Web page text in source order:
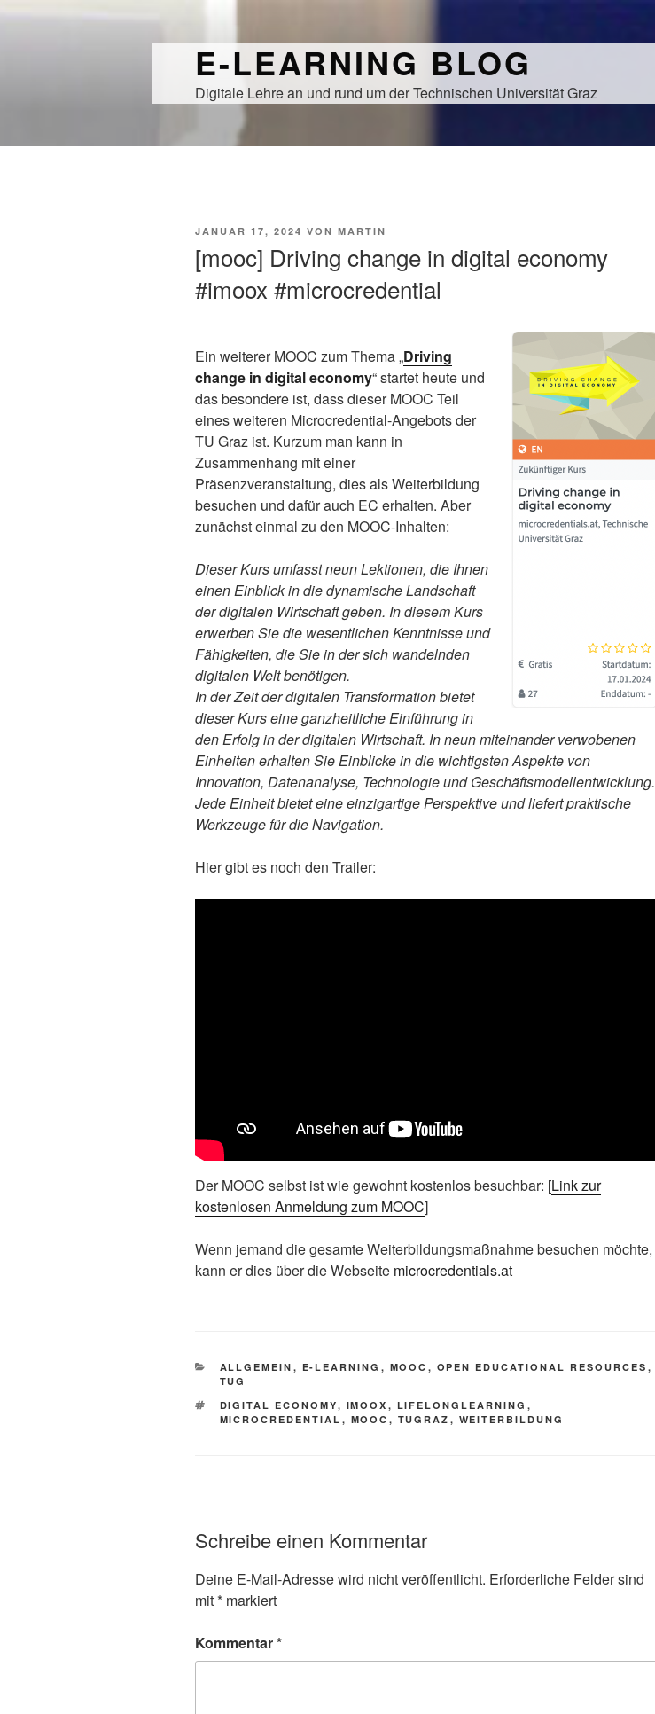
E-LEARNING BLOG
Digitale Lehre an und rund um der Technischen Universität Graz
VERÖFFENTLICHT
JANUAR 17, 2024 VON MARTIN
[mooc] Driving change in digital economy
#imoox #microcredential
Ein weiterer MOOC zum Thema „Driving
change in digital economy“ startet heute und
das besondere ist, dass dieser MOOC Teil
eines weiteren Microcredential-Angebots der
TU Graz ist. Kurzum man kann in
Zusammenhang mit einer
Präsenzveranstaltung, dies als Weiterbildung
besuchen und dafür auch EC erhalten. Aber
zunächst einmal zu den MOOC-Inhalten:
Dieser Kurs umfasst neun Lektionen, die Ihnen
einen Einblick in die dynamische Landschaft
der digitalen Wirtschaft geben. In diesem Kurs
erwerben Sie die wesentlichen Kenntnisse und
Fähigkeiten, die Sie in der sich wandelnden
digitalen Welt benötigen.
In der Zeit der digitalen Transformation bietet
dieser Kurs eine ganzheitliche Einführung in
den Erfolg in der digitalen Wirtschaft. In neun miteinander verwobenen
Einheiten erhalten Sie Einblicke in die wichtigsten Aspekte von
Innovation, Datenanalyse, Technologie und Geschäftsmodellentwicklung.
Jede Einheit bietet eine einzigartige Perspektive und liefert praktische
Werkzeuge für die Navigation.
Hier gibt es noch den Trailer:
Der MOOC selbst ist wie gewohnt kostenlos besuchbar: [Link zur
kostenlosen Anmeldung zum MOOC]
Wenn jemand die gesamte Weiterbildungsmaßnahme besuchen möchte,
kann er dies über die Webseite microcredentials.at
KATEGORIEN
ALLGEMEIN , E-LEARNING , MOOC , OPEN EDUCATIONAL RESOURCES ,
TUG
SCHLAGWÖRTER
DIGITAL ECONOMY, IMOOX , LIFELONGLEARNING ,
MICROCREDENTIAL , MOOC , TUGRAZ , WEITERBILDUNG
Schreibe einen Kommentar
Deine E-Mail-Adresse wird nicht veröffentlicht. Erforderliche Felder sind
mit* markiert
Kommentar*